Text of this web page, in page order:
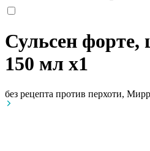
Сульсен
150 мл x1
без рецепта против перхоти,